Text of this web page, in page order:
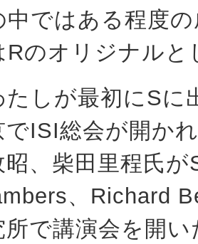
中ではある程度
Rのオリジナル
しが最初にSに
でISI総会が開か
昭、柴田里程氏
、Richard
所で講演会を開